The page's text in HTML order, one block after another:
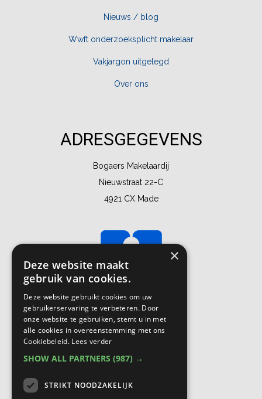
Nieuws / blog
Wwft onderzoeksplicht makelaar
Vakjargon uitgelegd
Over ons
ADRESGEGEVENS
Bogaers Makelaardij
Nieuwstraat 22-C
4921 CX Made
×
Deze website maakt
gebruik van cookies.
Deze website gebruikt cookies om uw
gebruikerservaring te verbeteren. Door
onze website te gebruiken, stemt u in met
alle cookies in overeenstemming met ons
Cookiebeleid. Lees verder
SHOW ALL PARTNERS (987) →
STRIKT NOODZAKELIJK